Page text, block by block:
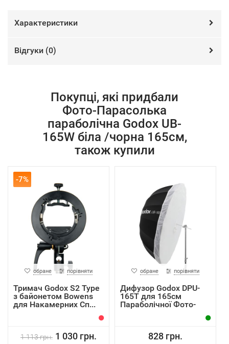
Характеристики
Відгуки (0)
Покупці, які придбали
Фото-Парасолька
параболічна Godox UB-
165W біла /чорна 165см,
також купили
-7%
обране порівняти
Тримач Godox S2 Type
з байонетом Bowens
для Накамерних Сп...
1 113 грн. 1 030 грн.
обране порівняти
Дифузор Godox DPU-
165T для 165см
Параболічної Фото-
828 грн.